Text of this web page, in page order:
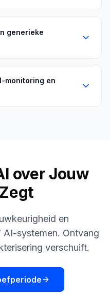
generieke
monitoring en
over Jouw
en
systemen. Ontvang
verschuift.